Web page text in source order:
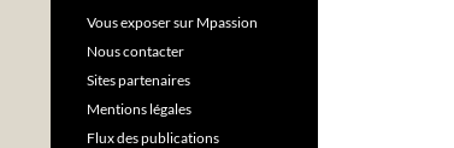
Vous exposer sur Mpassion
Nous contacter
Sites partenaires
Mentions légales
Flux des publications